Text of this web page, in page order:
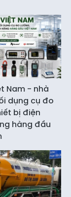
Nam - nhà
dụng cụ đo
bị điện
hàng đầu